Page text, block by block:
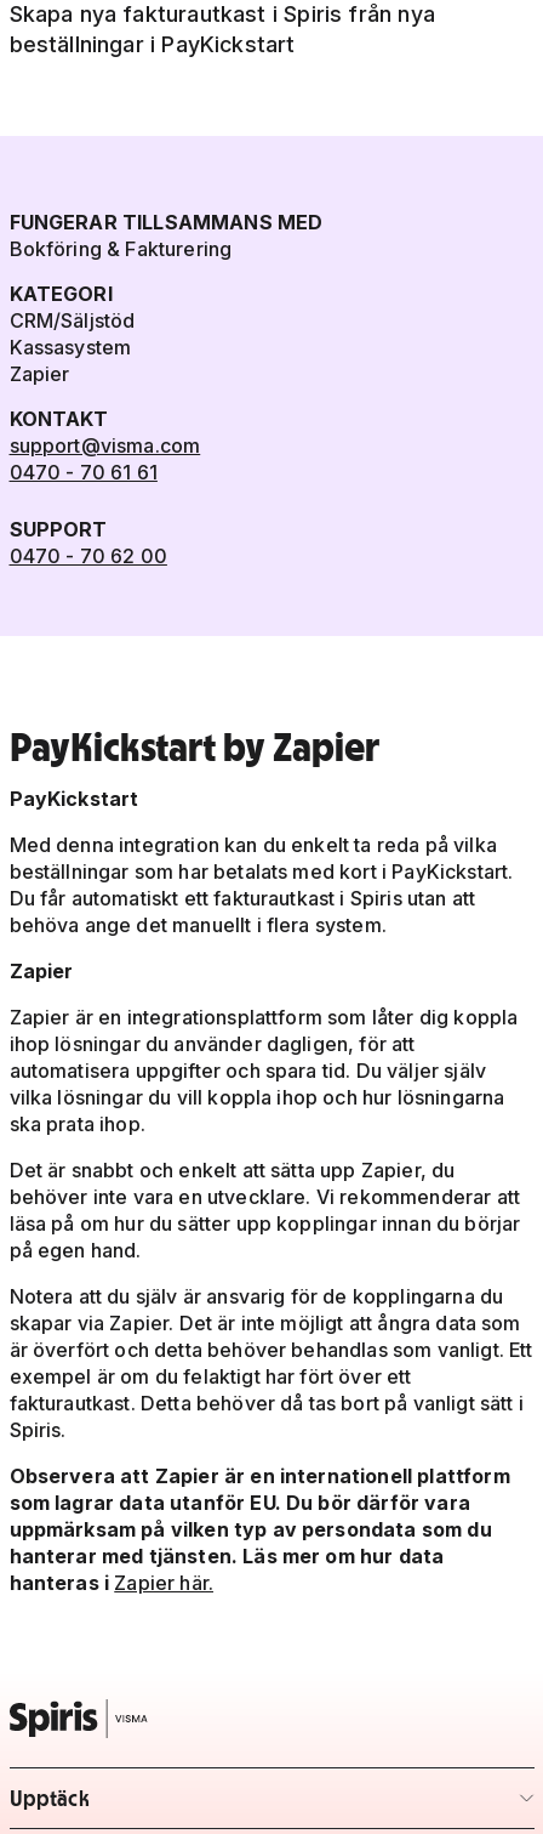
Skapa nya fakturautkast i Spiris från nya
beställningar i PayKickstart
FUNGERAR TILLSAMMANS MED
Bokföring & Fakturering
KATEGORI
CRM/Säljstöd
Kassasystem
Zapier
KONTAKT
support@visma.com
0470 - 70 61 61
SUPPORT
0470 - 70 62 00
PayKickstart by Zapier
PayKickstart
Med denna integration kan du enkelt ta reda på vilka
beställningar som har betalats med kort i PayKickstart.
Du får automatiskt ett fakturautkast i Spiris utan att
behöva ange det manuellt i flera system.
Zapier
Zapier är en integrationsplattform som låter dig koppla
ihop lösningar du använder dagligen, för att
automatisera uppgifter och spara tid. Du väljer själv
vilka lösningar du vill koppla ihop och hur lösningarna
ska prata ihop.
Det är snabbt och enkelt att sätta upp Zapier, du
behöver inte vara en utvecklare. Vi rekommenderar att
läsa på om hur du sätter upp kopplingar innan du börjar
på egen hand.
Notera att du själv är ansvarig för de kopplingarna du
skapar via Zapier. Det är inte möjligt att ångra data som
är överfört och detta behöver behandlas som vanligt. Ett
exempel är om du felaktigt har fört över ett
fakturautkast. Detta behöver då tas bort på vanligt sätt i
Spiris.
Observera att Zapier är en internationell plattform
som lagrar data utanför EU. Du bör därför vara
uppmärksam på vilken typ av persondata som du
hanterar med tjänsten. Läs mer om hur data
hanteras i Zapier här.
Upptäck
– klicka för att expandera lista